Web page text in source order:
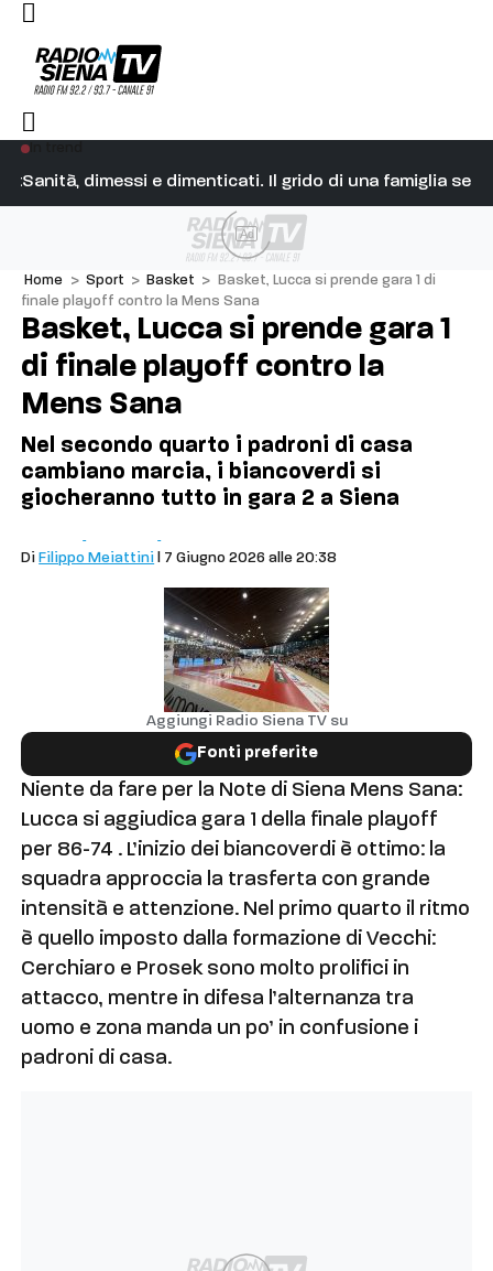
Sanità, dimessi e dimenticati. Il grido di una famiglia
unitario a Giorgetti e alla destra senese
Ad
Home > Sport > Basket >
Basket, Lucca si prende gara 1 di
finale playoff contro la Mens Sana
Basket, Lucca si prende gara 1
di finale playoff contro la
Mens Sana
Nel secondo quarto i padroni di casa
cambiano marcia, i biancoverdi si
giocheranno tutto in gara 2 a Siena
Di Filippo Meiattini | 7 Giugno 2026 alle 20:38
Aggiungi Radio Siena TV su
Fonti preferite
Niente da fare per la Note di Siena Mens Sana:
Lucca si aggiudica gara 1 della finale playoff
per 86-74 . L’inizio dei biancoverdi è ottimo: la
squadra approccia la trasferta con grande
intensità e attenzione. Nel primo quarto il ritmo
è quello imposto dalla formazione di Vecchi:
Cerchiaro e Prosek sono molto prolifici in
attacco, mentre in difesa l’alternanza tra
uomo e zona manda un po’ in confusione i
padroni di casa.